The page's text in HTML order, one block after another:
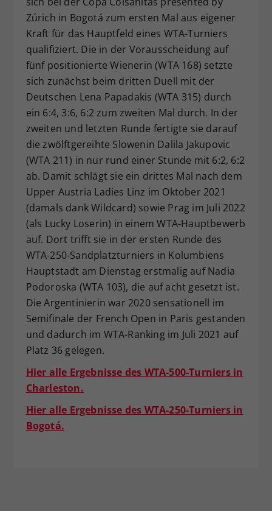
Zúrich in Bogotá zum ersten Mal aus eigener
Kraft für das Hauptfeld eines WTA-Turniers
qualifiziert. Die in der Vorausscheidung auf
fünf positionierte Wienerin (WTA 168) setzte
sich zunächst beim dritten Duell mit der
Deutschen Lena Papadakis (WTA 315) durch
ein 6:4, 3:6, 6:2 zum zweiten Mal durch. In der
zweiten und letzten Runde fertigte sie darauf
die zwölftgereihte Slowenin Dalila Jakupovic
(WTA 211) in nur rund einer Stunde mit 6:2, 6:2
ab. Damit schlägt sie ein drittes Mal nach dem
Upper Austria Ladies Linz im Oktober 2021
(damals dank Wildcard) sowie Prag im Juli 2022
(als Lucky Loserin) in einem WTA-Hauptbewerb
auf. Dort trifft sie in der ersten Runde des
WTA-250-Sandplatzturniers in Kolumbiens
Hauptstadt am Dienstag erstmalig auf Nadia
Podoroska (WTA 103), die auf acht gesetzt ist.
Die Argentinierin war 2020 sensationell im
Semifinale der French Open in Paris gestanden
und dadurch im WTA-Ranking im Juli 2021 auf
Platz 36 gelegen.
Hier alle Ergebnisse des WTA-500-Turniers in
Charleston.
Hier alle Ergebnisse des WTA-250-Turniers in
Bogotá.